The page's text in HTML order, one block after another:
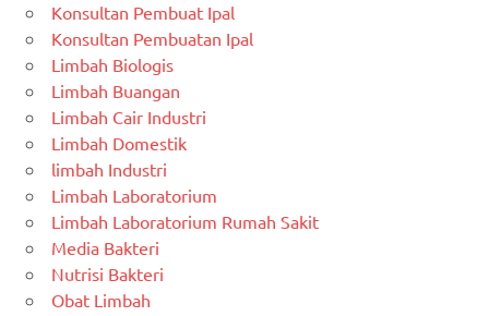
Konsultan Pembuat Ipal
Konsultan Pembuatan Ipal
Limbah Biologis
Limbah Buangan
Limbah Cair Industri
Limbah Domestik
limbah Industri
Limbah Laboratorium
Limbah Laboratorium Rumah Sakit
Media Bakteri
Nutrisi Bakteri
Obat Limbah